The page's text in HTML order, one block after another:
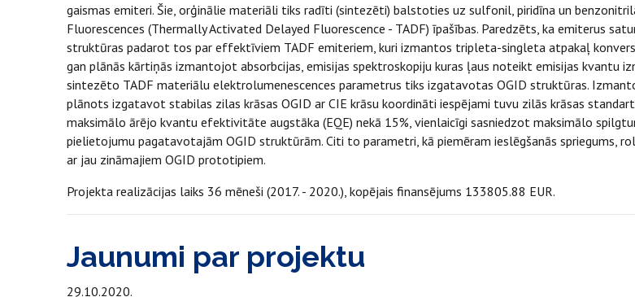
gaismas emiteri. Šie, orģinālie materiāli tiks radīti (sintezēti) balstoties uz sulfonil, piridīna un
Fluorescences (Thermally Activated Delayed Fluorescence - TADF) īpašības. Paredzēts, ka emiterus
struktūras padarot tos par effektīviem TADF emiteriem, kuri izmantos tripleta-singleta atpakaļ
gan plānās kārtiņās izmantojot absorbcijas, emisijas spektroskopiju kuras ļaus noteikt emisijas kvantu
sintezēto TADF materiālu elektrolumenescences parametrus tiks izgatavotas OGID struktūras.
plānots izgatavot stabilas zilas krāsas OGID ar CIE krāsu koordināti iespējami tuvu zilās krāsas
maksimālo ārējo kvantu efektivitāte augstāka (EQE) nekā 15%, vienlaicīgi sasniedzot maksimālo
pielietojumu pagatavotajām OGID struktūrām. Citi to parametri, kā piemēram ieslēgšanās
ar jau zināmajiem OGID prototipiem.
Projekta realizācijas laiks 36 mēneši (2017. - 2020.), kopējais finansējums 133805.88 EUR.
Jaunumi par projektu
29.10.2020.